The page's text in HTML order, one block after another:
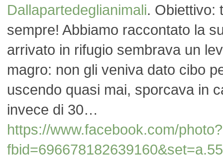
Dallapartedeglianimali. Obiettivo:
sempre! Abbiamo raccontato la
arrivato in rifugio sembrava un
magro: non gli veniva dato cibo
uscendo quasi mai, sporcava in
invece di 30…
https://www.facebook.com/photo?